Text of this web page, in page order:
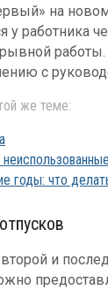
на
у работника
с
же теме:
годы: что
второй и